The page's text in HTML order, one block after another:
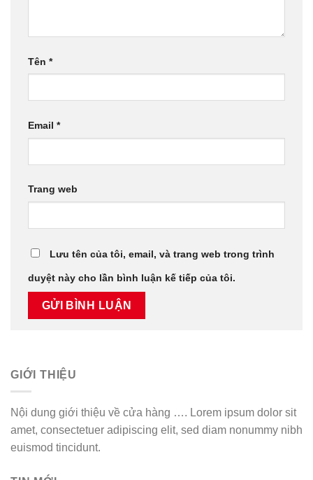
Tên *
Email *
Trang web
Lưu tên của tôi, email, và trang web trong trình
duyệt này cho lần bình luận kế tiếp của tôi.
GIỚI THIỆU
Nội dung giới thiệu về cửa hàng …. Lorem ipsum dolor sit
amet, consectetuer adipiscing elit, sed diam nonummy nibh
euismod tincidunt.